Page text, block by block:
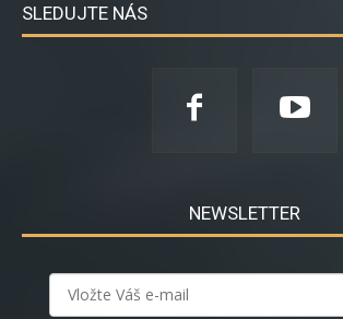
SLEDUJTE NÁS
NEWSLETTER